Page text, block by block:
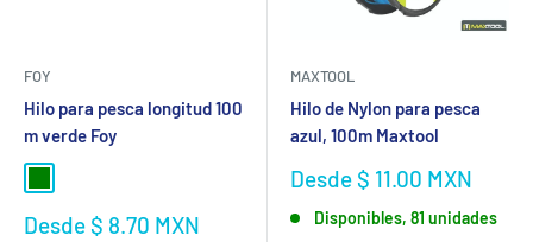
FOY
Hilo para pesca longitud 100
m verde Foy
Precio
Desde $ 8.70 MXN
MAXTOOL
Hilo de Nylon para pesca
azul, 100m Maxtool
Precio
venta
Desde $ 11.00 MXN
Disponibles, 81 unidades